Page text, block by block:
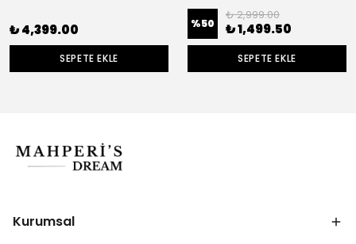
₺ 4,399.00
SEPETE EKLE
%50
₺ 2,999.00
₺ 1,499.50
SEPETE EKLE
Kurumsal